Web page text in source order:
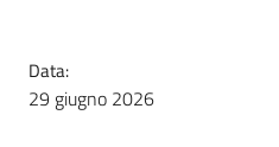
Data:
29 giugno 2026